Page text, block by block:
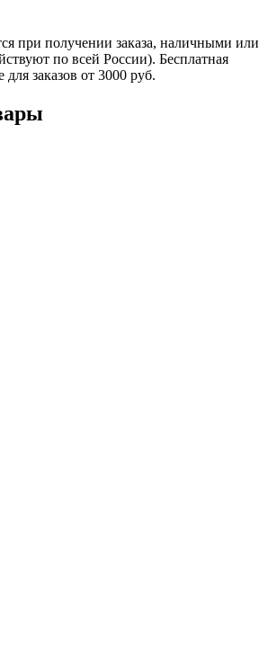
при получении заказа, наличными или
по всей России). Бесплатная
заказов от 3000 руб.